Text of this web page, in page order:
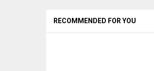
RECOMMENDED FOR YOU